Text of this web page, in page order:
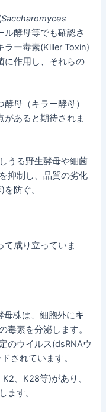
Saccharomyces
ル酵母等でも確認さ
ラー毒素(Killer Toxin)
に作用し、それらの
母（キラー酵母）
があると期待されま
うる野生酵母や細菌
抑制し、品質の劣化
防ぐ。
て成り立っていま
母株は、細胞外にキ
毒素を分泌します。
のウイルス(dsRNAウ
されています。
、K28等)があり、
ます。